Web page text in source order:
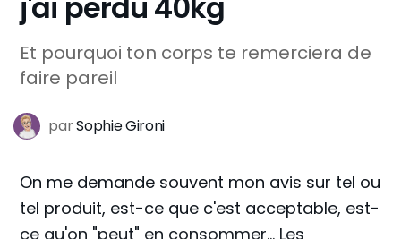
Et pourquoi ton corps te remerciera de
faire pareil
parSophie Gironi
On me demande souvent mon avis sur tel ou
tel produit, est-ce que c'est acceptable, est-
ce qu'on "peut" en consommer... Les